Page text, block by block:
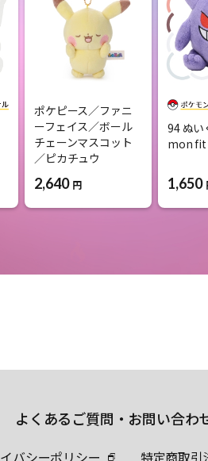
ポケピース／ファニ
ーフェイス／ボール
チェーンマスコット
／ピカチュウ
2,640 円
94 ぬい
mon fit
1,650
よくあるご質問・お問い合わ
バシーポリシー 特定商取